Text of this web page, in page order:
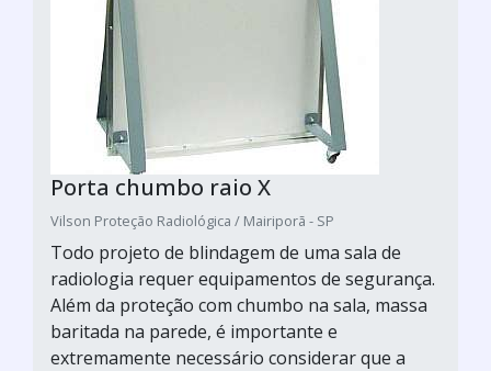
Porta chumbo raio X
Vilson Proteção Radiológica / Mairiporã - SP
Todo projeto de blindagem de uma sala de
radiologia requer equipamentos de segurança.
Além da proteção com chumbo na sala, massa
baritada na parede, é importante e
extremamente necessário considerar que a